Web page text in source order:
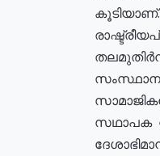
സഥാപക